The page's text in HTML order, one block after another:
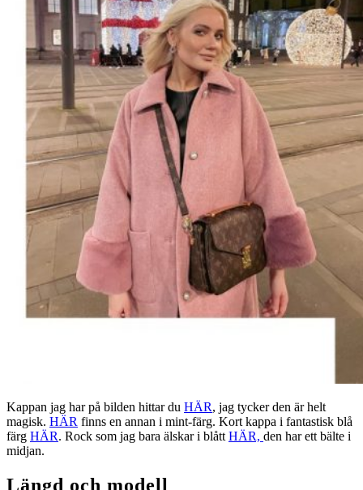
Kappan jag har på bilden hittar du HÄR, jag tycker den är helt
magisk. HÄR finns en annan i mint-färg. Kort kappa i fantastisk blå
färg HÄR. Rock som jag bara älskar i blått HÄR, den har ett bälte i
midjan.
Längd och modell